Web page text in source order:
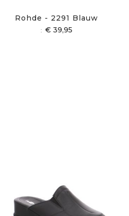
Rohde - 2291 Blauw
€ 39,95